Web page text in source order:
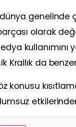
dünya
olarak
Krallık da
konusu